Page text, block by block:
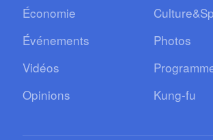
Économie
Événements
Photos
Vidéos
Opinions
Kung-fu